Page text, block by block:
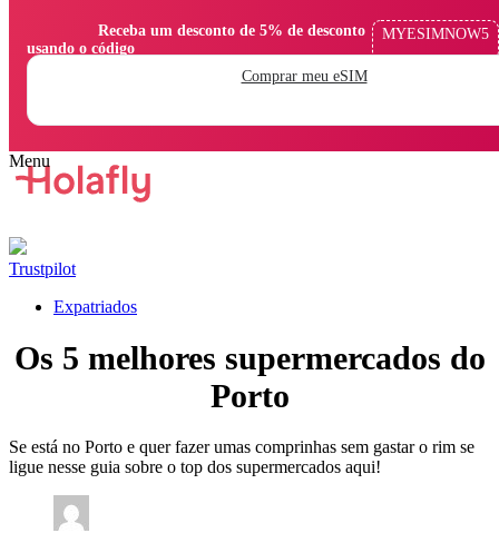
usando o código
MYESIMNOW5
Comprar meu eSIM
Trustpilot
Expatriados
Os 5 melhores supermercados do
Porto
Se está no Porto e quer fazer umas comprinhas sem gastar o rim se
ligue nesse guia sobre o top dos supermercados aqui!